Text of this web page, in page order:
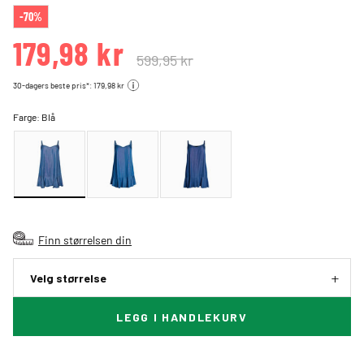
-70%
179,98 kr 599,95 kr
30-dagers beste pris*: 179,98 kr
Farge: Blå
Finn størrelsen din
Velg størrelse
LEGG I HANDLEKURV